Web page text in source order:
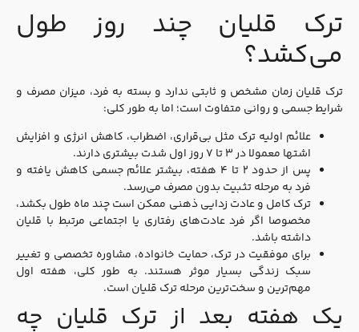
ترک قلیان چند روز طول
می‌کشد؟
ترک قلیان زمان مشخص و ثابتی ندارد و بسته به فرد، میزان مصرف و
شرایط جسمی و روانی متفاوت است؛ اما به طور کلی:
علائم اولیه ترک مثل بی‌قراری، اضطراب، کاهش انرژی و افزایش
اشتها معمولا در ۳ تا ۷ روز اول شدت بیشتری دارند.
پس از حدود ۲ تا ۴ هفته، بیشتر علائم جسمی کاهش یافته و
فرد به مرحله تثبیت بدون مصرف می‌رسد.
ترک کامل و عادت‌ زدایی ذهنی ممکن است چند ماه طول بکشد،
مخصوصا اگر فرد عادت‌های رفتاری یا اجتماعی مرتبط با قلیان
داشته باشد.
برای موفقیت در ترک، حمایت خانواده، مشاوره تخصصی و تغییر
سبک زندگی بسیار موثر هستند. به طور کلی، هفته اول
مهم‌ترین و سخت‌ترین مرحله ترک قلیان است.
یک هفته بعد از ترک قلیان چه